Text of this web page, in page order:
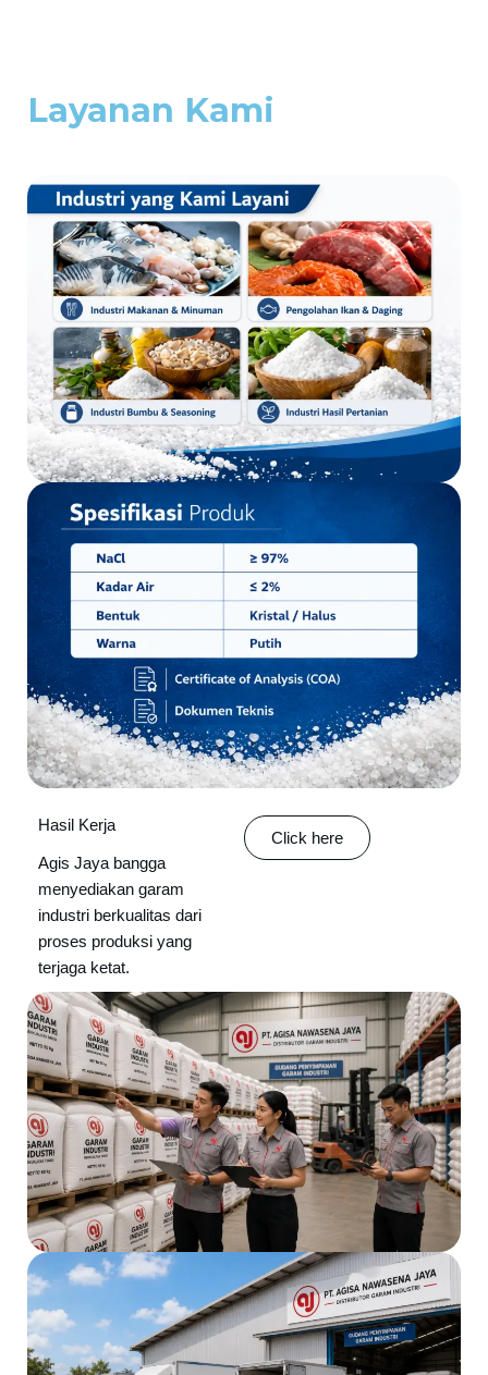
Layanan Kami
Hasil Kerja
Agis Jaya bangga
menyediakan garam
industri berkualitas dari
proses produksi yang
terjaga ketat.
Click here